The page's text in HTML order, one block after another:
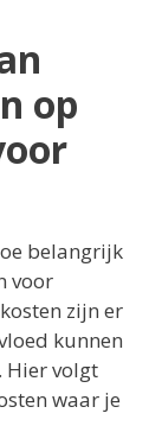
op
belangrijk
voor
zijn er
kunnen
Hier volgt
waar je